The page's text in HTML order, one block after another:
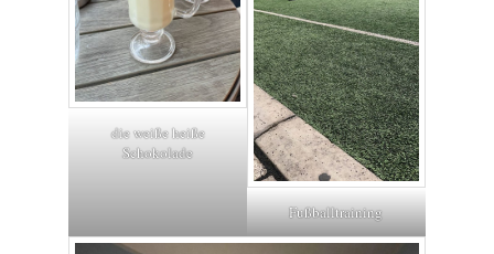
die weiße heiße
Schokolade
Fußballtraining